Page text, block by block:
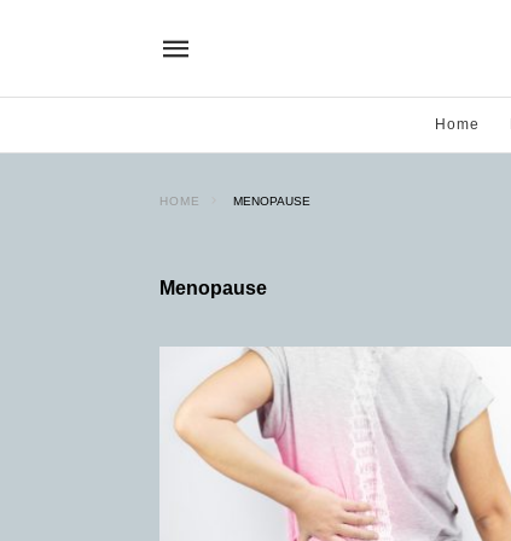
Home
HOME MENOPAUSE
Menopause